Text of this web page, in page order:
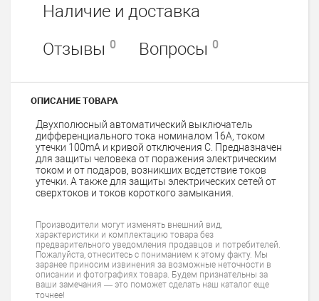
Наличие и доставка
Отзывы 0 Вопросы 0
ОПИСАНИЕ ТОВАРА
Двухполюсный автоматический выключатель
дифференциального тока номиналом 16A, током
утечки 100mA и кривой отключения C. Предназначен
для защиты человека от поражения электрическим
током и от подаров, возникших всдетствие токов
утечки. А также для защиты электрических сетей от
сверхтоков и токов короткого замыкания.
Производители могут изменять внешний вид,
характеристики и комплектацию товара без
предварительного уведомления продавцов и потребителей.
Пожалуйста, отнеситесь с пониманием к этому факту. Мы
заранее приносим извинения за возможные неточности в
описании и фотографиях товара. Будем признательны за
ваши замечания — это поможет сделать наш каталог еще
точнее!